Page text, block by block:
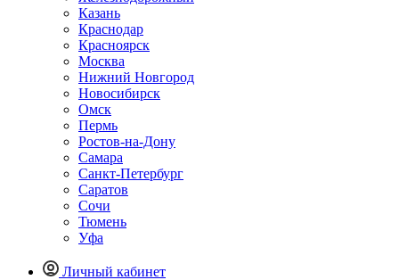
Казань
Краснодар
Красноярск
Москва
Нижний Новгород
Новосибирск
Омск
Пермь
Ростов-на-Дону
Самара
Санкт-Петербург
Саратов
Сочи
Тюмень
Уфа
Личный кабинет